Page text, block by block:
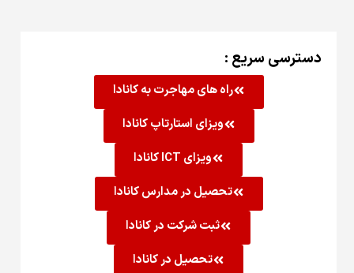
دسترسی سریع :
راه های مهاجرت به کانادا
ویزای استارتاپ کانادا
ویزای ICT کانادا
تحصیل در مدارس کانادا
ثبت شرکت در کانادا
تحصیل در کانادا